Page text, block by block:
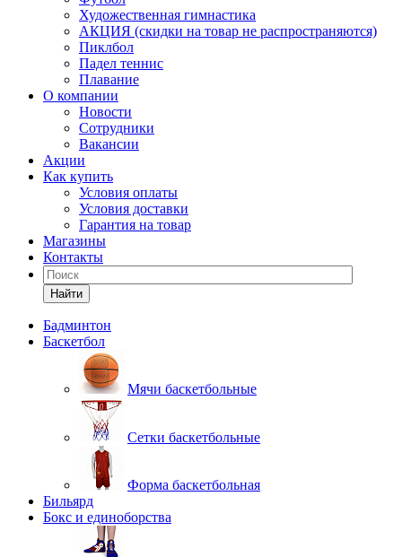
Художественная гимнастика
АКЦИЯ (скидки на товар не распространяются)
Пиклбол
Падел теннис
Плавание
О компании
Новости
Сотрудники
Вакансии
Акции
Как купить
Условия оплаты
Условия доставки
Гарантия на товар
Магазины
Контакты
Найти
Бадминтон
Баскетбол
Мячи баскетбольные
Сетки баскетбольные
Форма баскетбольная
Бильярд
Бокс и единоборства